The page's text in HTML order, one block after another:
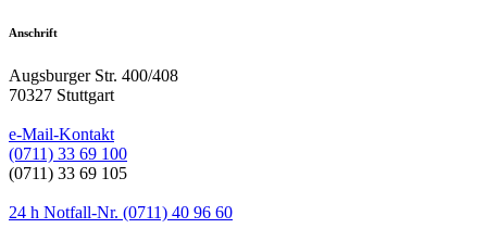
Anschrift
Augsburger Str. 400/408
70327 Stuttgart
e-Mail-Kontakt
(0711) 33 69 100
(0711) 33 69 105
24 h Notfall-Nr. (0711) 40 96 60